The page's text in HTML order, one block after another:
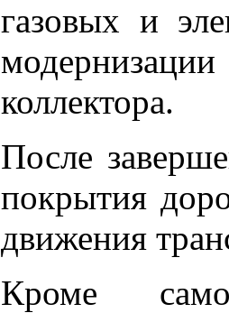
газовых и
коллектора.
После
покрытия
движения
Кроме